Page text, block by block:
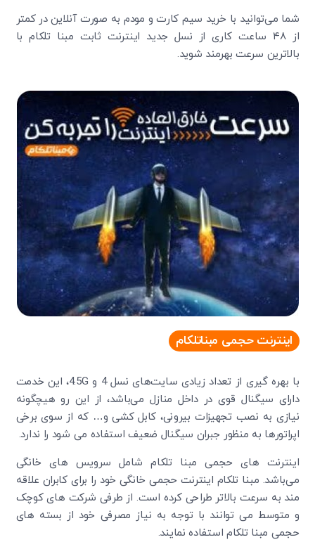
شما می‌‍‌توانید با خرید سیم کارت و مودم به صورت آنلاین در کمتر
از ۴۸ ساعت کاری از نسل جدید اینترنت ثابت مبنا تلکام با
بالاترین سرعت بهرمند شوید.
اینترنت حجمی مبناتلکام
با بهره گیری از تعداد زیادی سایت‌های نسل 4 و 4.5G، این خدمت
دارای سیگنال قوی در داخل منازل می‌باشد، از این رو هیچگونه
نیازی به نصب تجهیزات بیرونی، کابل کشی و… که از سوی برخی
اپراتورها به منظور جبران سیگنال ضعیف استفاده می شود را ندارد.
اینترنت های حجمی مبنا تلکام شامل سرویس های خانگی
می‌باشد. مبنا تلکام اینترنت حجمی خانگی خود را برای کابران علاقه
مند به سرعت بالاتر طراحی کرده است. از طرفی شرکت های کوچک
و متوسط می توانند با توجه به نیاز مصرفی خود از بسته های
حجمی مبنا تلکام استفاده نمایند.